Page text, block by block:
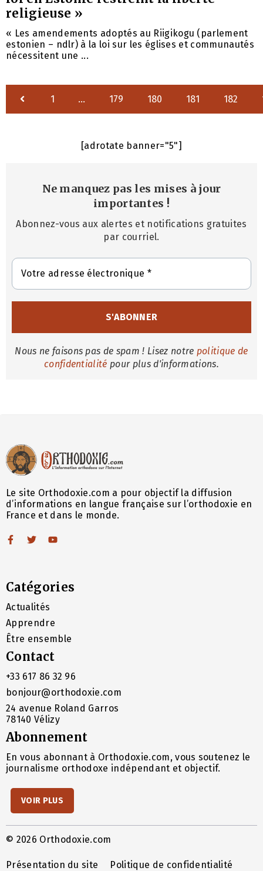
religieuse »
« Les amendements adoptés au Riigikogu (parlement
estonien – ndlr) à la loi sur les églises et communautés
nécessitent une ...
1 … 179 180 181 182
[adrotate banner="5"]
Ne manquez pas les mises à jour
importantes !
Abonnez-vous aux alertes et notifications gratuites
par courriel.
Nous ne faisons pas de spam ! Lisez notre politique de
confidentialité pour plus d'informations.
Le site Orthodoxie.com a pour objectif la diffusion
d’informations en langue française sur l’orthodoxie en
France et dans le monde.
Catégories
Actualités
Apprendre
Être ensemble
Contact
+33 617 86 32 96
bonjour@orthodoxie.com
24 avenue Roland Garros
78140 Vélizy
Abonnement
En vous abonnant à Orthodoxie.com, vous soutenez le
journalisme orthodoxe indépendant et objectif.
VOIR PLUS
© 2026 Orthodoxie.com
Présentation du site Politique de confidentialité